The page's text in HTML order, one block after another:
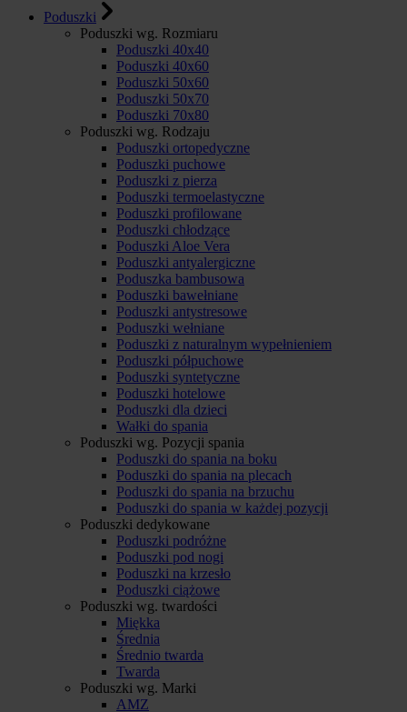
Poduszki
Poduszki wg. Rozmiaru
Poduszki 40x40
Poduszki 40x60
Poduszki 50x60
Poduszki 50x70
Poduszki 70x80
Poduszki wg. Rodzaju
Poduszki ortopedyczne
Poduszki puchowe
Poduszki z pierza
Poduszki termoelastyczne
Poduszki profilowane
Poduszki chłodzące
Poduszki Aloe Vera
Poduszki antyalergiczne
Poduszka bambusowa
Poduszki bawełniane
Poduszki antystresowe
Poduszki wełniane
Poduszki z naturalnym wypełnieniem
Poduszki półpuchowe
Poduszki syntetyczne
Poduszki hotelowe
Poduszki dla dzieci
Wałki do spania
Poduszki wg. Pozycji spania
Poduszki do spania na boku
Poduszki do spania na plecach
Poduszki do spania na brzuchu
Poduszki do spania w każdej pozycji
Poduszki dedykowane
Poduszki podróżne
Poduszki pod nogi
Poduszki na krzesło
Poduszki ciążowe
Poduszki wg. twardości
Miękka
Średnia
Średnio twarda
Twarda
Poduszki wg. Marki
AMZ